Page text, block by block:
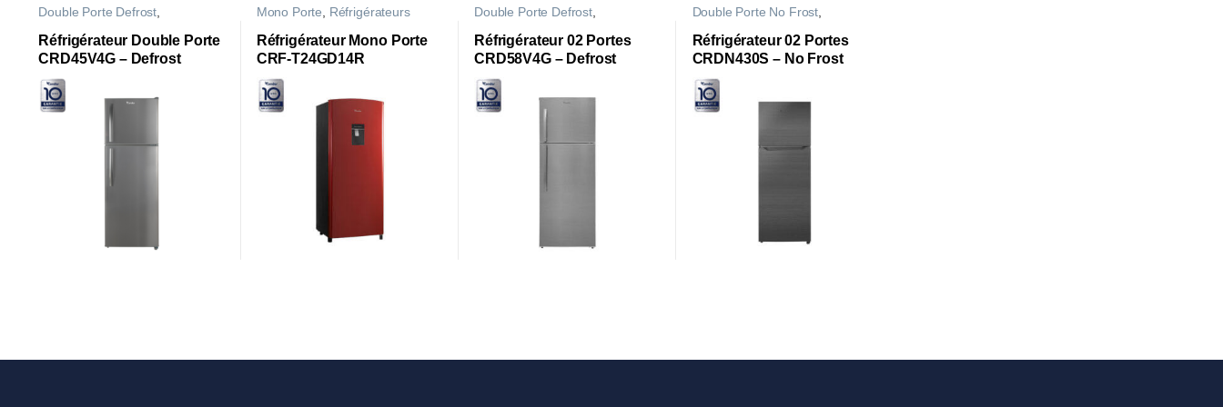
Double Porte Defrost,
Réfrigérateur Double Porte
CRD45V4G – Defrost
Mono Porte, Réfrigérateurs
Réfrigérateur Mono Porte
CRF-T24GD14R
Double Porte Defrost,
Réfrigérateur 02 Portes
CRD58V4G – Defrost
Double Porte No Frost,
Réfrigérateur 02 Portes
CRDN430S – No Frost